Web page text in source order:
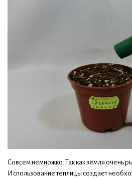
Совсем немножко. Так как земля очень
Использование теплицы создает